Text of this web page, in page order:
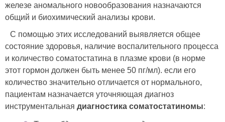
железе аномального новообразования назначаются
общий и биохимический анализы крови.
С помощью этих исследований выявляется общее
состояние здоровья, наличие воспалительного процесса
и количество соматостатина в плазме крови (в норме
этот гормон должен быть менее 50 пг/мл). если его
количество значительно отличается от нормального,
пациентам назначается уточняющая диагноз
инструментальная диагностика соматостатиномы: